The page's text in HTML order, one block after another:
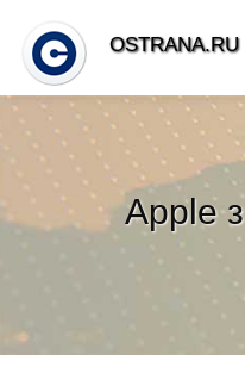
Apple
OSTRANA.RU